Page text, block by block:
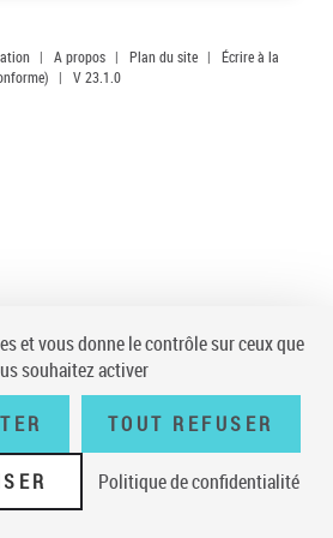
| A propos | Plan du site |
Écrire à la
| V 23.1.0
et vous donne le contrôle sur ceux que
souhaitez activer
TOUT REFUSER
Politique de confidentialité